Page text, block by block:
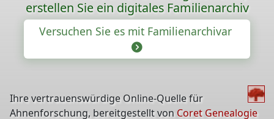
erstellen Sie ein digitales Familienarchiv
Versuchen Sie es mit Familienarchivar
Ihre vertrauenswürdige Online-Quelle für
Ahnenforschung, bereitgestellt von Coret Genealogie